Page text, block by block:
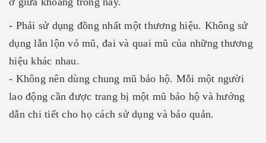
- Phải sử dụng đồng nhất một thương hiệu. Không sử
dụng lẫn lộn vỏ mũ, đai và quai mũ của những thương
hiệu khác nhau.
- Không nên dùng chung mũ bảo hộ. Mỗi một người
lao động cần được trang bị một mũ bảo hộ và hướng
dẫn chi tiết cho họ cách sử dụng và bảo quản.